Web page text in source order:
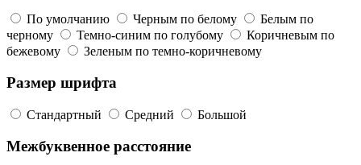
По умолчанию Черным по белому
Белым по
черному
Темно-синим по голубому
Коричневым по
бежевому
Зеленым по темно-коричневому
Размер шрифта
Стандартный Средний Большой
Межбуквенное расстояние